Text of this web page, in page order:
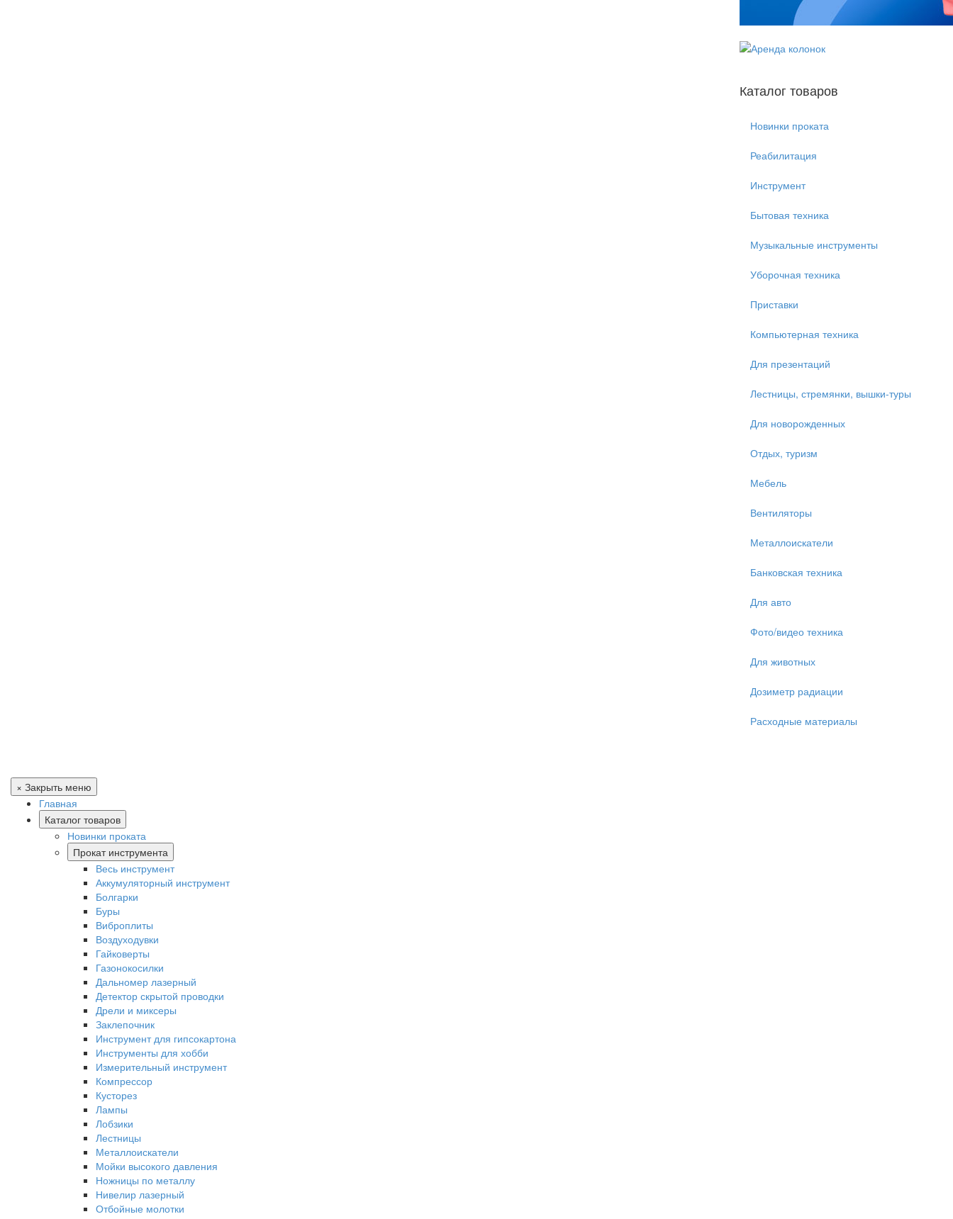
Каталог товаров
Новинки проката
Реабилитация
Инструмент
Бытовая техника
Музыкальные инструменты
Уборочная техника
Приставки
Компьютерная техника
Для презентаций
Лестницы, стремянки, вышки-туры
Для новорожденных
Отдых, туризм
Мебель
Вентиляторы
Металлоискатели
Банковская техника
Для авто
Фото/видео техника
Для животных
Дозиметр радиации
Расходные материалы
× Закрыть меню
Главная
Каталог товаров
Новинки проката
Прокат инструмента
Весь инструмент
Аккумуляторный инструмент
Болгарки
Буры
Виброплиты
Воздуходувки
Гайковерты
Газонокосилки
Дальномер лазерный
Детектор скрытой проводки
Дрели и миксеры
Заклепочник
Инструмент для гипсокартона
Инструменты для хобби
Измерительный инструмент
Компрессор
Кусторез
Лампы
Лобзики
Лестницы
Металлоискатели
Мойки высокого давления
Ножницы по металлу
Нивелир лазерный
Отбойные молотки